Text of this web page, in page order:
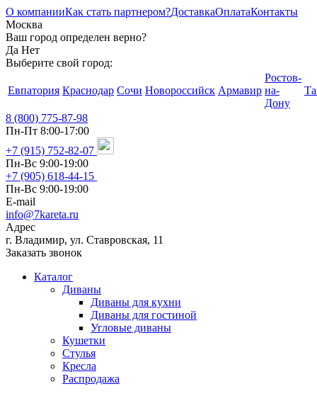
О компанииКак стать партнером?ДоставкаОплатаКонтакты
Москва
Ваш город определен верно?
Да Нет
Выберите свой город:
Евпатория Краснодар Сочи Новороссийск Армавир
Ростов-
на-
Дону
8 (800) 775-87-98
Пн-Пт 8:00-17:00
+7 (915) 752-82-07
Пн-Вс 9:00-19:00
+7 (905) 618-44-15
Пн-Вс 9:00-19:00
E-mail
info@7kareta.ru
Адрес
г. Владимир, ул. Ставровская, 11
Заказать звонок
Каталог
Диваны
Диваны для кухни
Диваны для гостиной
Угловые диваны
Кушетки
Стулья
Кресла
Распродажа